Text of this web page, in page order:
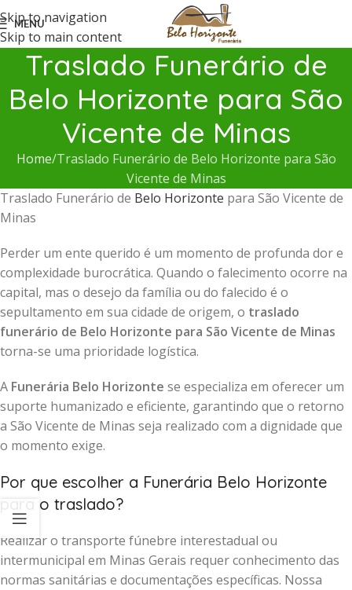
Skip to navigation
Skip to main content
MENU
Traslado Funerário de
Belo Horizonte para São
Vicente de Minas
Home Traslado Funerário de Belo Horizonte para São
Vicente de Minas
Traslado Funerário de Belo Horizonte para São Vicente de
Minas
Perder um ente querido é um momento de profunda dor e
complexidade burocrática. Quando o falecimento ocorre na
capital, mas o desejo da família ou do falecido é o
sepultamento em sua cidade de origem, o traslado
funerário de Belo Horizonte para São Vicente de Minas
torna-se uma prioridade logística.
A Funerária Belo Horizonte se especializa em oferecer um
suporte humanizado e eficiente, garantindo que o retorno
a São Vicente de Minas seja realizado com a dignidade que
o momento exige.
Por que escolher a Funerária Belo Horizonte
para o traslado?
Realizar o transporte fúnebre interestadual ou
intermunicipal em Minas Gerais requer conhecimento das
normas sanitárias e documentações específicas. Nossa